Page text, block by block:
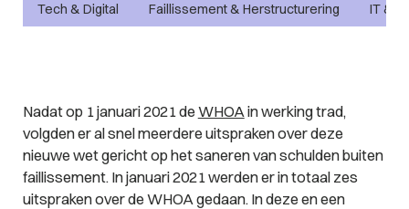
Tech & Digital Faillissement & Herstructurering IT &
Nadat op 1 januari 2021 de WHOA in werking trad,
volgden er al snel meerdere uitspraken over deze
nieuwe wet gericht op het saneren van schulden buiten
faillissement. In januari 2021 werden er in totaal zes
uitspraken over de WHOA gedaan. In deze en een